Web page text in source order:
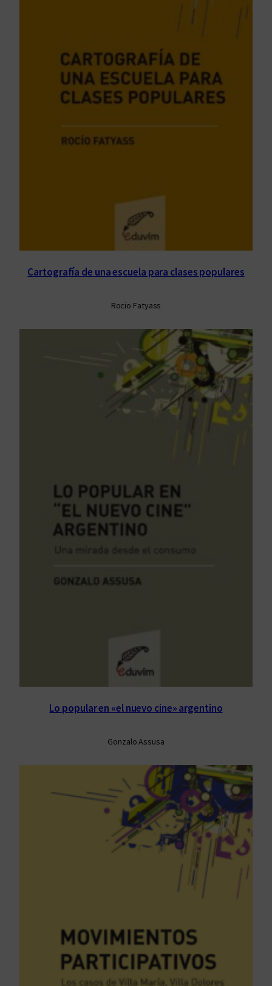
Cartografía de una escuela para clases populares
Rocio Fatyass
Lo popular en «el nuevo cine» argentino
Gonzalo Assusa